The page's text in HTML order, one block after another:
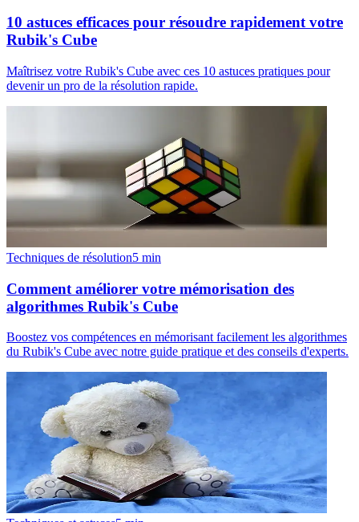
10 astuces efficaces pour résoudre rapidement votre
Rubik's Cube
Maîtrisez votre Rubik's Cube avec ces 10 astuces pratiques pour
devenir un pro de la résolution rapide.
Techniques de résolution5 min
Comment améliorer votre mémorisation des
algorithmes Rubik's Cube
Boostez vos compétences en mémorisant facilement les algorithmes
du Rubik's Cube avec notre guide pratique et des conseils d'experts.